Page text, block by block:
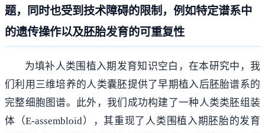
题，同时也受到技术障碍的限制，例如特定谱系中
的遗传操作以及胚胎发育的可重复性
为填补人类围植入期发育知识空白，在本研究中，我
们利用三维培养的人类囊胚提供了早期植入后胚胎谱系的
完整细胞图谱。此外，我们成功构建了一种人类类胚组装
体（E-assembloid），其重现了人类围植入期胚胎的发育